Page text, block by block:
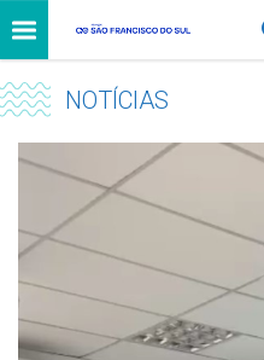
NOTÍCIAS